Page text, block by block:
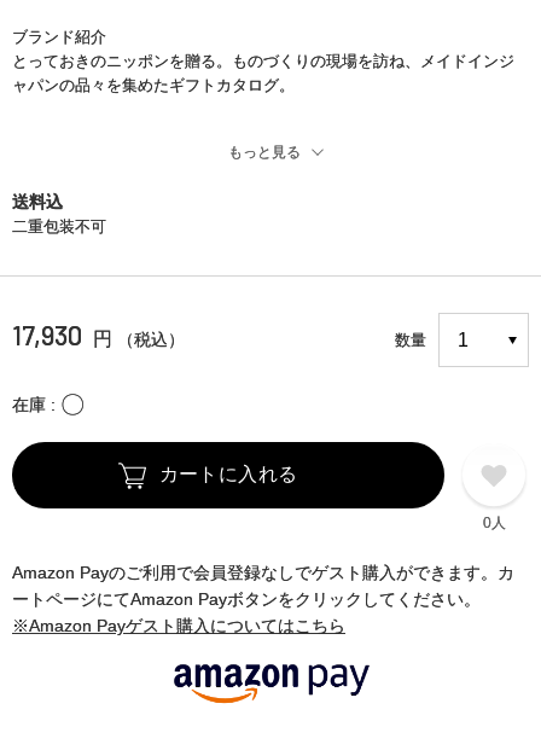
ブランド紹介
とっておきのニッポンを贈る。ものづくりの現場を訪ね、メイドインジ
ャパンの品々を集めたギフトカタログ。
じ、工夫を凝らし、作り手の魂を宿したニッポンの”ものづくり”。つい手
に取ってしまう、毎日のように愛用したくなる、そんな「モノ」が生ま
す。商品を選んだ後も、読み物としてお楽しみいただけます。
※商品価格にはシステム料990円（税込）、送料440円（税込）が含まれ
もっと見る
送料込
二重包装不可
17,930 円 （税込） 数量
在庫 〇
カートに入れる
0人
Amazon Payのご利用で会員登録なしでゲスト購入ができます。カ
ートページにてAmazon Payボタンをクリックしてください。
※Amazon Payゲスト購入についてはこちら